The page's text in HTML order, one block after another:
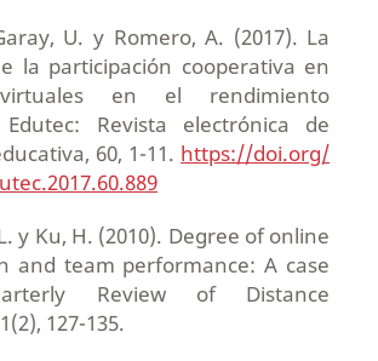
U. y Romero, A. (2017). La
la participación cooperativa en
en el rendimiento
Edutec: Revista electrónica de
60, 1-11. https://doi.org/
y Ku, H. (2010). Degree of online
and team performance: A case
Review of Distance
127-135.